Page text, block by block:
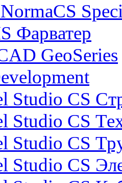
Фарватер
GeoSeries
Studio CS
Studio CS
Studio CS
Studio CS